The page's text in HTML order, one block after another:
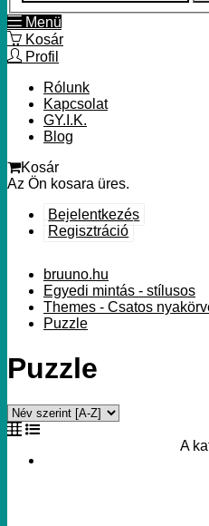
Menü
Kosár
Profil
Rólunk
Kapcsolat
GY.I.K.
Blog
Kosár
Az Ön kosara üres.
Bejelentkezés
Regisztráció
bruuno.hu
Egyedi mintás - stílusos
Themes - Csatos
Puzzle
Puzzle
A